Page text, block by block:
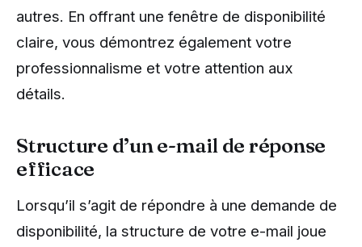
autres. En offrant une fenêtre de disponibilité
claire, vous démontrez également votre
professionnalisme et votre attention aux
détails.
Structure d’un e-mail de réponse
efficace
Lorsqu’il s’agit de répondre à une demande de
disponibilité, la structure de votre e-mail joue